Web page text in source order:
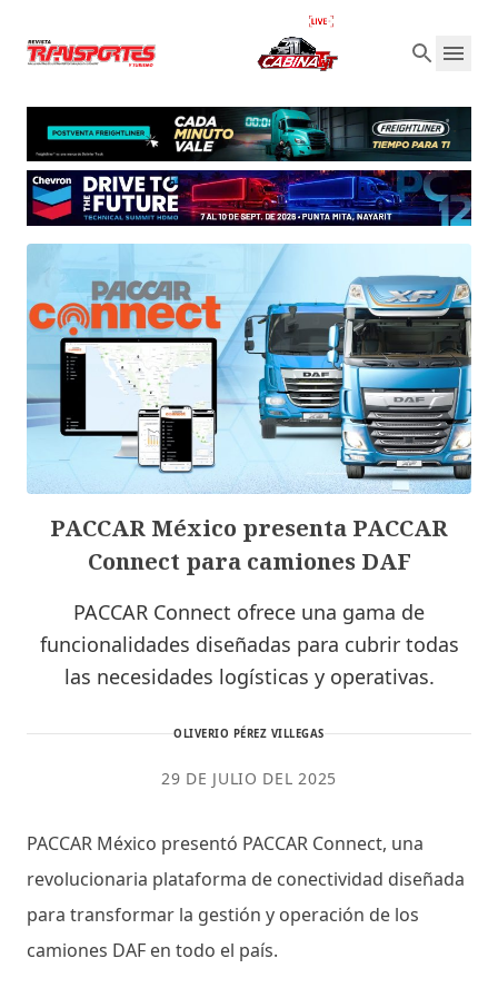
PACCAR México presenta PACCAR
Connect para camiones DAF
PACCAR Connect ofrece una gama de
funcionalidades diseñadas para cubrir todas
las necesidades logísticas y operativas.
OLIVERIO PÉREZ VILLEGAS
29 DE JULIO DEL 2025
PACCAR México presentó PACCAR Connect, una
revolucionaria plataforma de conectividad diseñada
para transformar la gestión y operación de los
camiones DAF en todo el país.